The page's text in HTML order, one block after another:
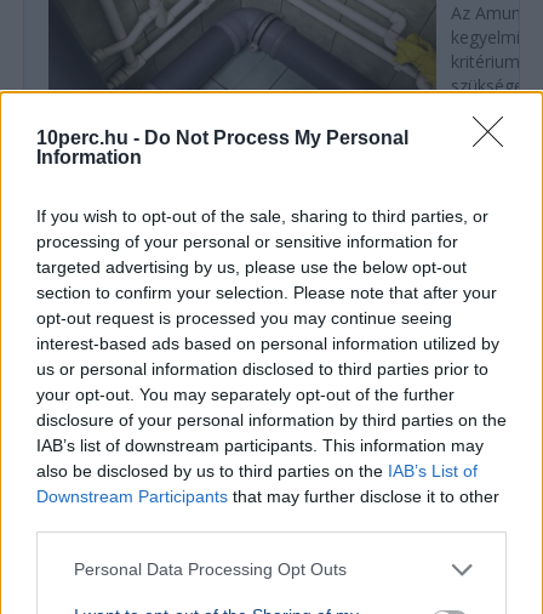
10perc.hu - Do Not Process My Personal
Information
If you wish to opt-out of the sale, sharing to third parties, or
processing of your personal or sensitive information for
targeted advertising by us, please use the below opt-out
section to confirm your selection. Please note that after your
opt-out request is processed you may continue seeing
interest-based ads based on personal information utilized by
us or personal information disclosed to third parties prior to
your opt-out. You may separately opt-out of the further
disclosure of your personal information by third parties on the
IAB’s list of downstream participants. This information may
also be disclosed by us to third parties on the IAB’s List of
Downstream Participants that may further disclose it to other
Personal Data Processing Opt Outs
Összeomlás szélén a víziközmű-rendszer:
A teljes éves bevételt a csövek
cseréjére kellene költeni
A magyar víziközmű-hálózat közel 80 százaléka
kritikus állapotban van, a csőtörések száma
pedig exponenciálisan nő. Kovács Károly szerint a
rezsicsökk...
Az Amundi
kegyelmi
BELFÖLD 2026. augusztus 6.
Halva vitt haza a betegszállító egy idős
asszonyt Hatvanban